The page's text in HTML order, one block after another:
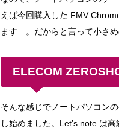
えば今回購入した FMV
ます…。だからと言って小さ
ELECOM
そんな感じでノートパソコン
し始めました。Let’s note は